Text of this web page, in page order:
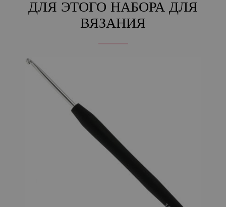
ДЛЯ ЭТОГО НАБОРА ДЛЯ
ВЯЗАНИЯ